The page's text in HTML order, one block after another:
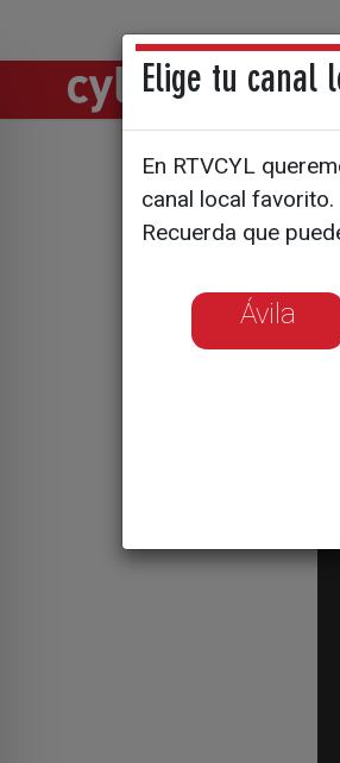
Elige tu canal
En RTVCYL
canal local favorito.
Recuerda que
Ávila